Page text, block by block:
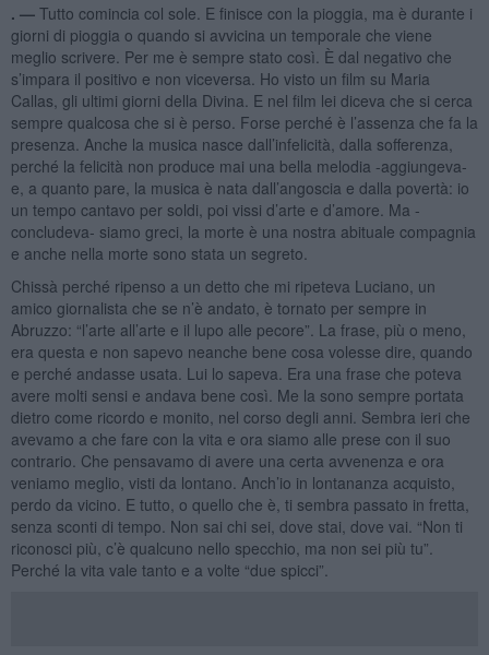
. — Tutto comincia col sole. E finisce con la pioggia, ma è durante i
giorni di pioggia o quando si avvicina un temporale che viene
meglio scrivere. Per me è sempre stato così. È dal negativo che
s’impara il positivo e non viceversa. Ho visto un film su Maria
Callas, gli ultimi giorni della Divina. E nel film lei diceva che si cerca
sempre qualcosa che si è perso. Forse perché è l’assenza che fa la
presenza. Anche la musica nasce dall’infelicità, dalla sofferenza,
perché la felicità non produce mai una bella melodia -aggiungeva-
e, a quanto pare, la musica è nata dall’angoscia e dalla povertà: io
un tempo cantavo per soldi, poi vissi d’arte e d’amore. Ma -
concludeva- siamo greci, la morte è una nostra abituale compagnia
e anche nella morte sono stata un segreto.
Chissà perché ripenso a un detto che mi ripeteva Luciano, un
amico giornalista che se n’è andato, è tornato per sempre in
Abruzzo: “l’arte all’arte e il lupo alle pecore”. La frase, più o meno,
era questa e non sapevo neanche bene cosa volesse dire, quando
e perché andasse usata. Lui lo sapeva. Era una frase che poteva
avere molti sensi e andava bene così. Me la sono sempre portata
dietro come ricordo e monito, nel corso degli anni. Sembra ieri che
avevamo a che fare con la vita e ora siamo alle prese con il suo
contrario. Che pensavamo di avere una certa avvenenza e ora
veniamo meglio, visti da lontano. Anch’io in lontananza acquisto,
perdo da vicino. E tutto, o quello che è, ti sembra passato in fretta,
senza sconti di tempo. Non sai chi sei, dove stai, dove vai. “Non ti
riconosci più, c’è qualcuno nello specchio, ma non sei più tu”.
Perché la vita vale tanto e a volte “due spicci”.